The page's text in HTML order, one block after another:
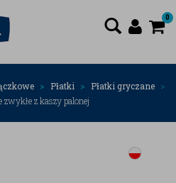
0
Płatki
Płatki gryczane
zwykłe z kaszy palonej